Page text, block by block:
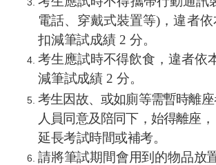
電話、穿戴式裝置等) ，違者
扣減筆試成績 2 分。
考生應試時不得飲食，違者依
減筆試成績 2 分。
考生因故、或如廁等需暫時離
人員同意及陪同下，始得離座，
延長考試時間或補考。
請將筆試期間會用到的物品放